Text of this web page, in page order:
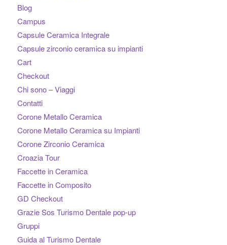
Blog
Campus
Capsule Ceramica Integrale
Capsule zirconio ceramica su impianti
Cart
Checkout
Chi sono – Viaggi
Contatti
Corone Metallo Ceramica
Corone Metallo Ceramica su Impianti
Corone Zirconio Ceramica
Croazia Tour
Faccette in Ceramica
Faccette in Composito
GD Checkout
Grazie Sos Turismo Dentale pop-up
Gruppi
Guida al Turismo Dentale